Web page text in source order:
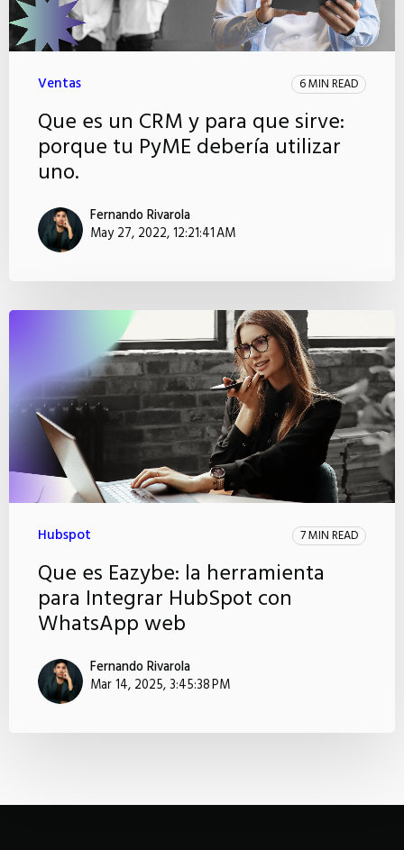
Ventas 6 MIN READ
Que es un CRM y para que sirve:
porque tu PyME debería utilizar
uno.
Fernando Rivarola
May 27, 2022, 12:21:41 AM
Hubspot 7 MIN READ
Que es Eazybe: la herramienta
para Integrar HubSpot con
WhatsApp web
Fernando Rivarola
Mar 14, 2025, 3:45:38 PM